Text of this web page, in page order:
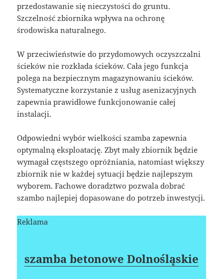
przedostawanie się nieczystości do gruntu.
Szczelność zbiornika wpływa na ochronę
środowiska naturalnego.
W przeciwieństwie do przydomowych oczyszczalni
ścieków nie rozkłada ścieków. Cała jego funkcja
polega na bezpiecznym magazynowaniu ścieków.
Systematyczne korzystanie z usług asenizacyjnych
zapewnia prawidłowe funkcjonowanie całej
instalacji.
Odpowiedni wybór wielkości szamba zapewnia
optymalną eksploatację. Zbyt mały zbiornik będzie
wymagał częstszego opróżniania, natomiast większy
zbiornik nie w każdej sytuacji będzie najlepszym
wyborem. Fachowe doradztwo pozwala dobrać
szambo najlepiej dopasowane do potrzeb inwestycji.
Reklama
szamba betonowe Dolnośląskie